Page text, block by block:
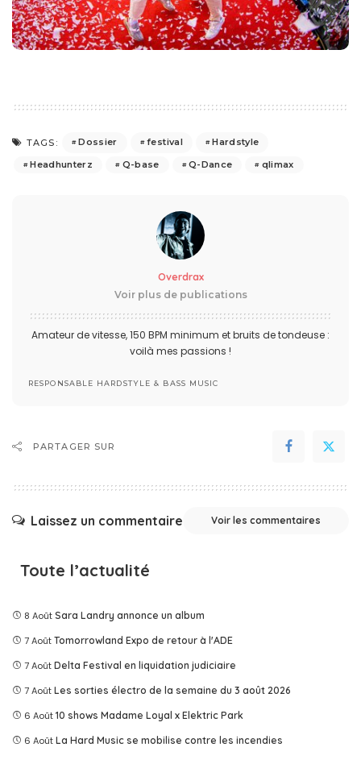
TAGS: Dossier festival
Hardstyle
Headhunterz
Q-base Q-Dance qlimax
Overdrax
Voir plus de publications
Amateur de vitesse, 150 BPM minimum et bruits de tondeuse :
voilà mes passions !
RESPONSABLE HARDSTYLE & BASS MUSIC
PARTAGER SUR
Laissez un commentaire Voir les commentaires
Toute l’actualité
8 Août Sara Landry annonce un album
7 Août Tomorrowland Expo de retour à l'ADE
7 Août Delta Festival en liquidation judiciaire
7 Août Les sorties électro de la semaine du 3 août 2026
6 Août 10 shows Madame Loyal x Elektric Park
6 Août La Hard Music se mobilise contre les incendies